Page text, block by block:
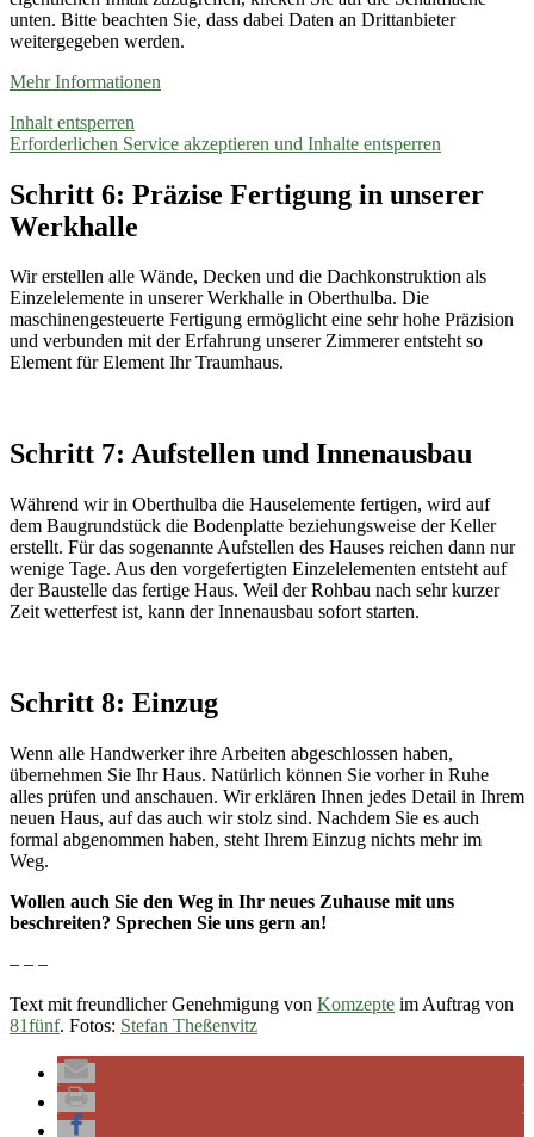
unten. Bitte beachten Sie, dass dabei Daten an Drittanbieter
weitergegeben werden.
Mehr Informationen
Inhalt entsperren
Erforderlichen Service akzeptieren und Inhalte entsperren
Schritt 6: Präzise Fertigung in unserer
Werkhalle
Wir erstellen alle Wände, Decken und die Dachkonstruktion als
Einzelelemente in unserer Werkhalle in Oberthulba. Die
maschinengesteuerte Fertigung ermöglicht eine sehr hohe Präzision
und verbunden mit der Erfahrung unserer Zimmerer entsteht so
Element für Element Ihr Traumhaus.
Schritt 7: Aufstellen und Innenausbau
Während wir in Oberthulba die Hauselemente fertigen, wird auf
dem Baugrundstück die Bodenplatte beziehungsweise der Keller
erstellt. Für das sogenannte Aufstellen des Hauses reichen dann nur
wenige Tage. Aus den vorgefertigten Einzelelementen entsteht auf
der Baustelle das fertige Haus. Weil der Rohbau nach sehr kurzer
Zeit wetterfest ist, kann der Innenausbau sofort starten.
Schritt 8: Einzug
Wenn alle Handwerker ihre Arbeiten abgeschlossen haben,
übernehmen Sie Ihr Haus. Natürlich können Sie vorher in Ruhe
alles prüfen und anschauen. Wir erklären Ihnen jedes Detail in Ihrem
neuen Haus, auf das auch wir stolz sind. Nachdem Sie es auch
formal abgenommen haben, steht Ihrem Einzug nichts mehr im
Weg.
Wollen auch Sie den Weg in Ihr neues Zuhause mit uns
beschreiten? Sprechen Sie uns gern an!
– – –
Text mit freundlicher Genehmigung von Komzepte im Auftrag von
81fünf. Fotos: Stefan Theßenvitz